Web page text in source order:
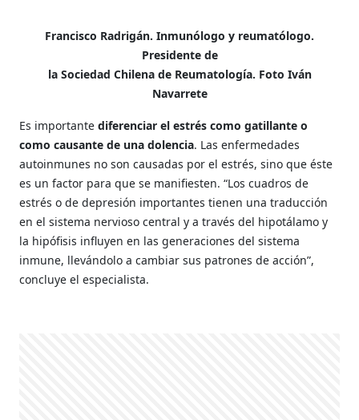
Francisco Radrigán. Inmunólogo y reumatólogo.
Presidente de
la Sociedad Chilena de Reumatología. Foto Iván
Navarrete
Es importantediferenciar el estrés como gatillante o
como causante de una dolencia. Las enfermedades
autoinmunes no son causadas por el estrés, sino que éste
es un factor para que se manifiesten. “Los cuadros de
estrés o de depresión importantes tienen una traducción
en el sistema nervioso central y a través del hipotálamo y
la hipófisis influyen en las generaciones del sistema
inmune, llevándolo a cambiar sus patrones de acción”,
concluye el especialista.